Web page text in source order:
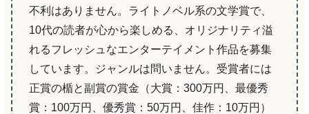
不利はありません。ライトノベル系の文学賞で、
10代の読者が心から楽しめる、オリジナリティ溢
れるフレッシュなエンターテイメント作品を募集
しています。ジャンルは問いません。受賞者には
正賞の楯と副賞の賞金（大賞：300万円、最優秀
賞：100万円、優秀賞：50万円、佳作：10万円）